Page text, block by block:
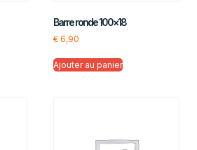
Barre ronde 100×18
€6,90
Ajouter au panier